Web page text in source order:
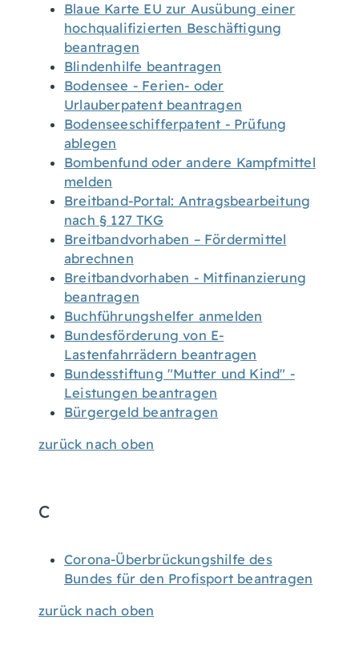
Blaue Karte EU zur Ausübung einer
hochqualifizierten Beschäftigung
beantragen
Blindenhilfe beantragen
Bodensee - Ferien- oder
Urlauberpatent beantragen
Bodenseeschifferpatent - Prüfung
ablegen
Bombenfund oder andere Kampfmittel
melden
Breitband-Portal: Antragsbearbeitung
nach § 127 TKG
Breitbandvorhaben – Fördermittel
abrechnen
Breitbandvorhaben - Mitfinanzierung
beantragen
Buchführungshelfer anmelden
Bundesförderung von E-
Lastenfahrrädern beantragen
Bundesstiftung "Mutter und Kind" -
Leistungen beantragen
Bürgergeld beantragen
zurück nach oben
C
Corona-Überbrückungshilfe des
Bundes für den Profisport beantragen
zurück nach oben